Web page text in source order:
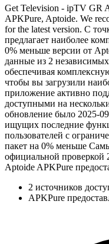
Get Television - ipTV GR
APKPure, Aptoide. We
for the latest version. С
предлагает наиболее
0% меньше версии от
данные из 2
обеспечивая
чтобы вы загрузили
приложение активно
доступными на
обновление было 2025-
ищущих последние
пользователей с
пакет на 0% меньше
официальной проверкой
Aptoide APKPure
2 источников
APKPure